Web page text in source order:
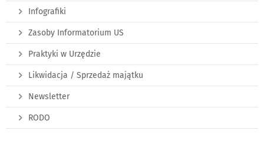
Infografiki
Zasoby Informatorium US
Praktyki w Urzędzie
Likwidacja / Sprzedaż majątku
Newsletter
RODO